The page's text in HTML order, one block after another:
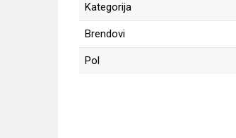
Kategorija
Brendovi
Pol